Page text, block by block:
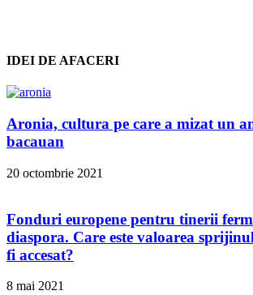
IDEI DE AFACERI
Aronia, cultura pe care a mizat un
bacauan
20 octombrie 2021
Fonduri europene pentru tinerii
diaspora. Care este valoarea
fi accesat?
8 mai 2021